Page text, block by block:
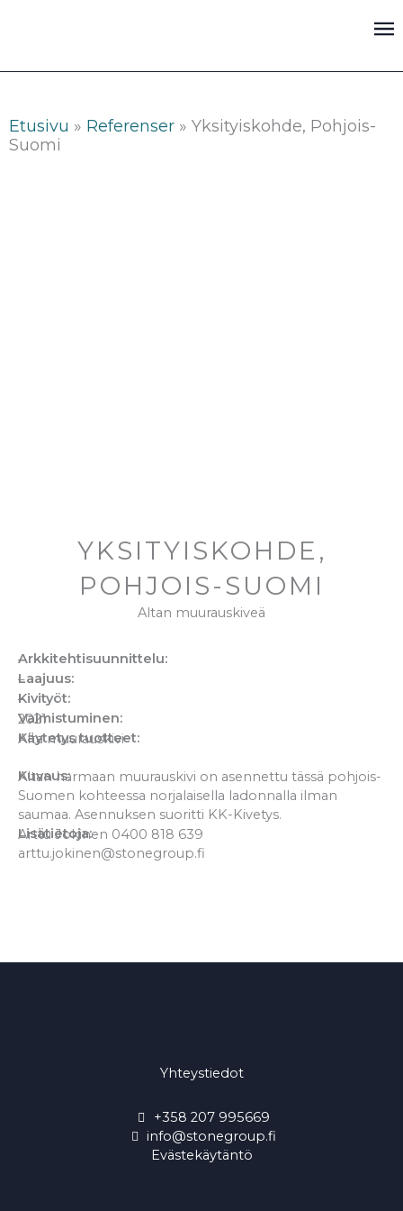
Etusivu » Referenser » Yksityiskohde, Pohjois-
Suomi
YKSITYISKOHDE,
POHJOIS-SUOMI
Altan muurauskiveä
Arkkitehtisuunnittelu:
–
Laajuus:
–
Kivityöt:
–
Valmistuminen:
2021
Käytetys tuotteet:
Alta muurauskivi
Kuvaus:
Altan harmaan muurauskivi on asennettu tässä pohjois-
Suomen kohteessa norjalaisella ladonnalla ilman
saumaa. Asennuksen suoritti KK-Kivetys.
Lisätietoja:
Arttu Jokinen 0400 818 639
arttu.jokinen@stonegroup.fi
Yhteystiedot
+358 207 995669
info@stonegroup.fi
Evästekäytäntö